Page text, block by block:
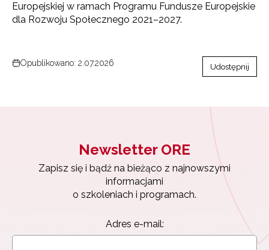
Europejskiej w ramach Programu Fundusze Europejskie
dla Rozwoju Społecznego 2021–2027.
Opublikowano: 2.07.2026 Udostępnij
Newsletter ORE
Zapisz się i bądź na bieżąco z najnowszymi
informacjami
o szkoleniach i programach.
Adres e-mail:
Newsletter ORE
o szkoleniach i programach.